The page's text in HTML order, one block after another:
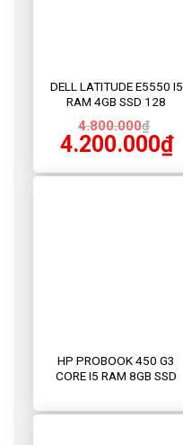
DELL LATITUDE E5550 I5
RAM 4GB SSD 128
4.800.000₫
4.200.000₫
HP PROBOOK 450 G3
CORE I5 RAM 8GB SSD